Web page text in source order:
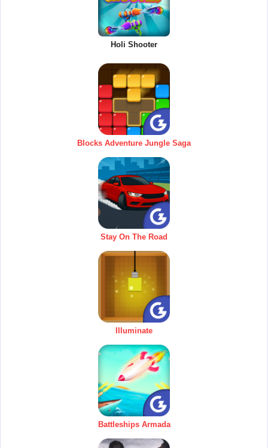
Holi Shooter
Blocks Adventure Jungle Saga
Stay On The Road
Illuminate
Battleships Armada